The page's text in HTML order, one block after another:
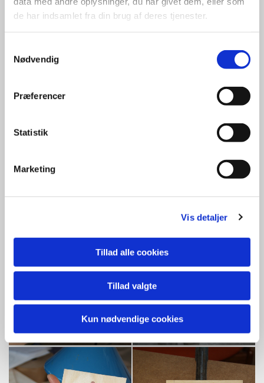
de har indsamlet fra din brug af deres tjenester.
Nødvendig
Præferencer
Statistik
Marketing
Vis detaljer
Tillad alle cookies
Tillad valgte
Kun nødvendige cookies